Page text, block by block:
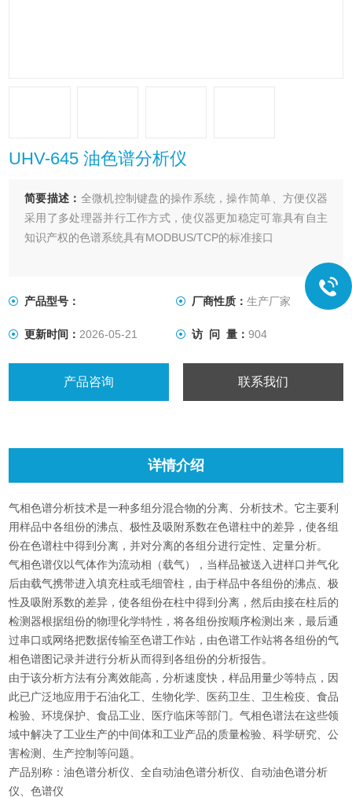
UHV-645 油色谱分析仪
简要描述： 全微机控制键盘的操作系统，操作简单、方便仪器
采用了多处理器并行工作方式，使仪器更加稳定可靠具有自主
知识产权的色谱系统具有MODBUS/TCP的标准接口
产品型号： 厂商性质： 生产厂家
更新时间： 2026-05-21 访 问 量： 904
产品咨询 联系我们
详情介绍
气相色谱分析技术是一种多组分混合物的分离、分析技术。它主要利
用样品中各组份的沸点、极性及吸附系数在色谱柱中的差异，使各组
份在色谱柱中得到分离，并对分离的各组分进行定性、定量分析。
气相色谱仪以气体作为流动相（载气），当样品被送入进样口并气化
后由载气携带进入填充柱或毛细管柱，由于样品中各组份的沸点、极
性及吸附系数的差异，使各组份在柱中得到分离，然后由接在柱后的
检测器根据组份的物理化学特性，将各组份按顺序检测出来，最后通
过串口或网络把数据传输至色谱工作站，由色谱工作站将各组份的气
相色谱图记录并进行分析从而得到各组份的分析报告。
由于该分析方法有分离效能高，分析速度快，样品用量少等特点，因
此已广泛地应用于石油化工、生物化学、医药卫生、卫生检疫、食品
检验、环境保护、食品工业、医疗临床等部门。气相色谱法在这些领
域中解决了工业生产的中间体和工业产品的质量检验、科学研究、公
害检测、生产控制等问题。
产品别称：油色谱分析仪、全自动油色谱分析仪、自动油色谱分析
仪、色谱仪